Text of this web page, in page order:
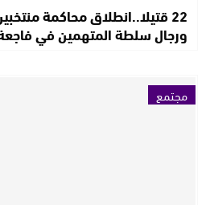
22 قتيلا..انطلاق محاكمة
ورجال سلطة المتهمين في
مجتمع